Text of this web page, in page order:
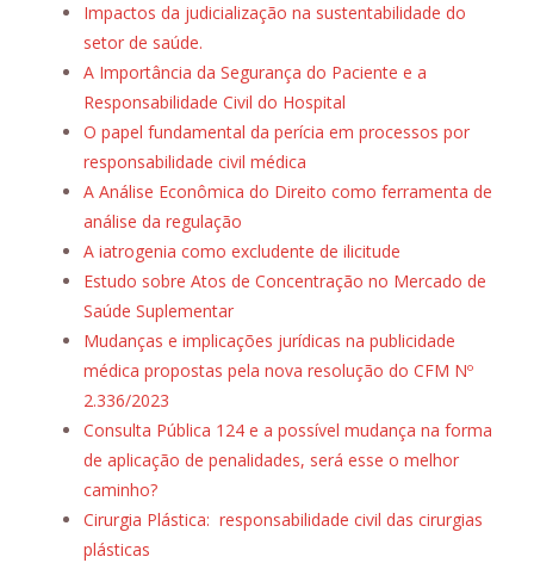
Impactos da judicialização na sustentabilidade do
setor de saúde.
A Importância da Segurança do Paciente e a
Responsabilidade Civil do Hospital
O papel fundamental da perícia em processos por
responsabilidade civil médica
A Análise Econômica do Direito como ferramenta de
análise da regulação
A iatrogenia como excludente de ilicitude
Estudo sobre Atos de Concentração no Mercado de
Saúde Suplementar
Mudanças e implicações jurídicas na publicidade
médica propostas pela nova resolução do CFM Nº
2.336/2023
Consulta Pública 124 e a possível mudança na forma
de aplicação de penalidades, será esse o melhor
caminho?
Cirurgia Plástica: responsabilidade civil das cirurgias
plásticas